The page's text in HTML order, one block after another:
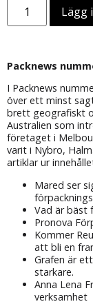
Lägg
Packnews
I Packnews
över ett minst
brett geografiskt
Australien som
företaget i
varit i Nybro,
artiklar ur
Mared ser
Vad är bäst
Pronova
Kommer
att bli en
Grafen är
starkare.
Anna Lena
verksamhet